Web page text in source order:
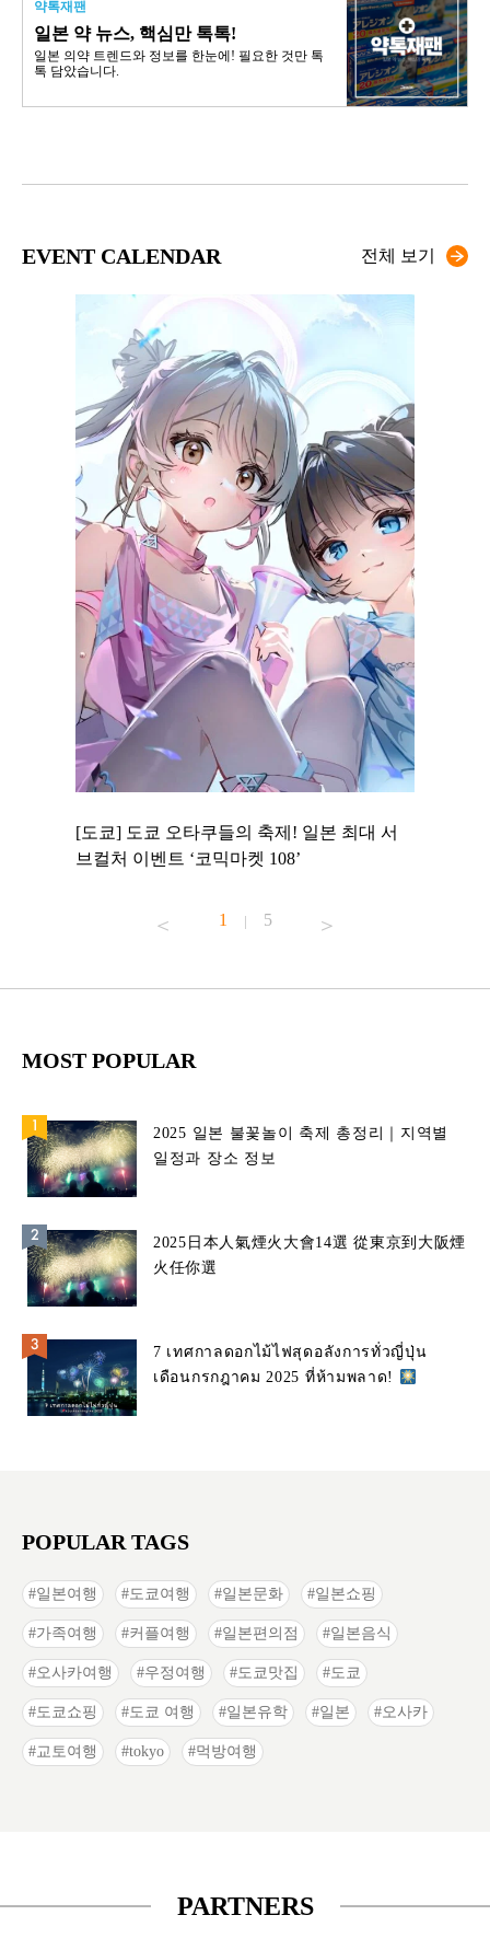
약톡재팬
일본 약 뉴스, 핵심만 톡톡!
일본 의약 트렌드와 정보를 한눈에! 필요한 것만 톡
톡 담았습니다.
EVENT CALENDAR 전체 보기
[도쿄] 도쿄 오타쿠들의 축제! 일본 최대 서
브컬처 이벤트 ‘코믹마켓 108’
1 | 5
MOST POPULAR
2025 일본 불꽃놀이 축제 총정리｜지역별
일정과 장소 정보
2025日本人氣煙火大會14選 從東京到大阪煙
火任你選
7 เทศกาลดอกไม้ไฟสุดอลังการทั่วญี่ปุ่น
เดือนกรกฎาคม 2025 ที่ห้ามพลาด!
POPULAR TAGS
일본여행 도쿄여행 일본문화 일본쇼핑
가족여행 커플여행 일본편의점 일본음식
오사카여행 우정여행 도쿄맛집 도쿄
도쿄쇼핑 도쿄 여행 일본유학 일본 오사카
교토여행 tokyo 먹방여행
PARTNERS